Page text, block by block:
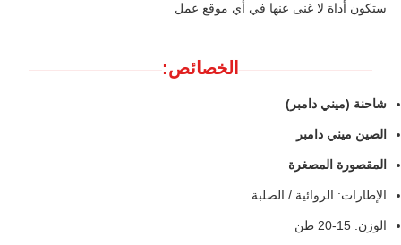
ستكون أداة لا غنى عنها في أي موقع عمل
الخصائص:
شاحنة (ميني دامبر)
الصين ميني دامبر
المقصورة المصغرة
الإطارات: الروائية / الصلبة
الوزن: 15-20 طن